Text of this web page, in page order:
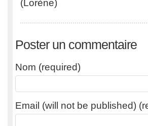
(Lorène)
Poster un commentaire
Nom (required)
Email (will not be published)